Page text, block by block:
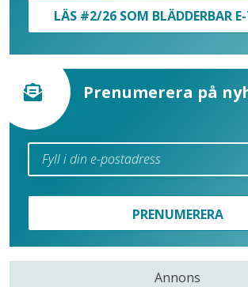
LÄS #2/26 SOM BLÄDDERBAR
Prenumerera på
PRENUMERERA
Annons